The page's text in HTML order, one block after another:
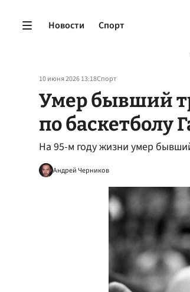
Новости Спорт
10 июня 2026 13:18Спорт
Умер бывший
по баскетболу
На 95-м году жизни умер
Андрей Черников